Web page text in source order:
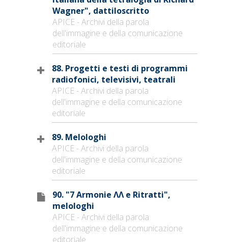
Wagner", dattiloscritto
APICE - Archivi della parola
dell'immagine e della comunicazione
editoriale
88. Progetti e testi di programmi
radiofonici, televisivi, teatrali
APICE - Archivi della parola
dell'immagine e della comunicazione
editoriale
89. Melologhi
APICE - Archivi della parola
dell'immagine e della comunicazione
editoriale
90. "7 Armonie ΛΛ e Ritratti",
melologhi
APICE - Archivi della parola
dell'immagine e della comunicazione
editoriale